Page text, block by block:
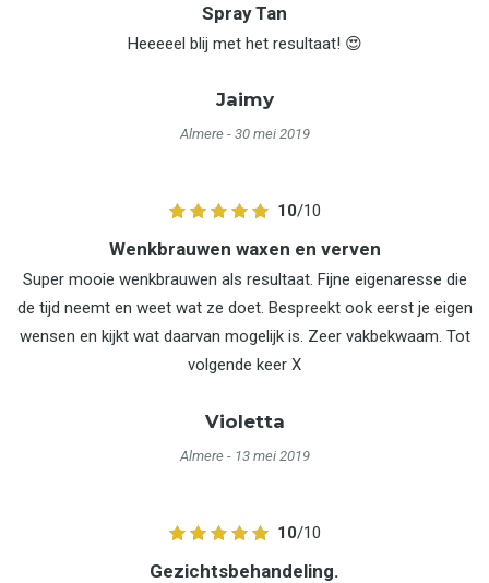
Spray Tan
Heeeeel blij met het resultaat! 😍
Jaimy
Almere- 30 mei 2019
10/10
Wenkbrauwen waxen en verven
Super mooie wenkbrauwen als resultaat. Fijne eigenaresse die
de tijd neemt en weet wat ze doet. Bespreekt ook eerst je eigen
wensen en kijkt wat daarvan mogelijk is. Zeer vakbekwaam. Tot
volgende keer X
Violetta
Almere- 13 mei 2019
10/10
Gezichtsbehandeling.